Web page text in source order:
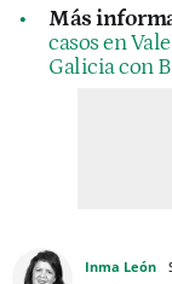
Más
casos en
Galicia con
Inma León